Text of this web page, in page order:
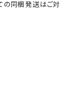
の同梱発送はご対